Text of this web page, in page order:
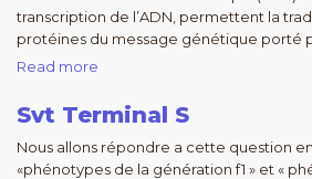
transcription de l’ADN, permettent la
protéines du message génétique porté
Read more
Svt Terminal S
Nous allons répondre a cette question
«phénotypes de la génération f1 » et «